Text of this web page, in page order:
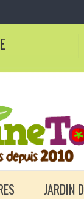
JARDIN